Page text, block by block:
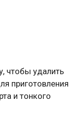
чтобы удалить
приготовления
и тонкого